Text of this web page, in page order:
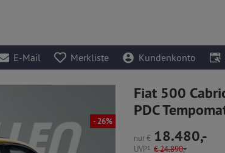
E-Mail Merkliste Kundenkonto
- 26%
Fiat 500
PDC
nur € 18.480,-
UVP1 €24.890,-